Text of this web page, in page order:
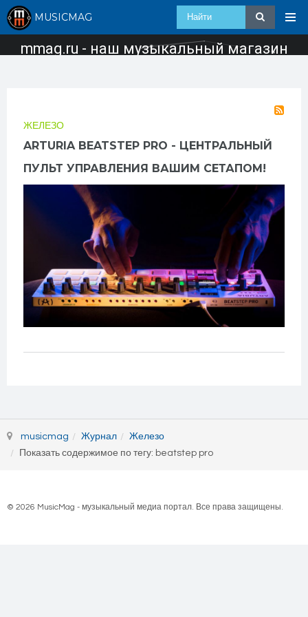
MUSICMAG
mmag.ru - наш музыкальный магазин
ЖЕЛЕЗО
ARTURIA BEATSTEP PRO - ЦЕНТРАЛЬНЫЙ
ПУЛЬТ УПРАВЛЕНИЯ ВАШИМ СЕТАПОМ!
musicmag Журнал
Железо
Показать содержимое по тегу: beatstep pro
© 2026 MusicMag - музыкальный медиа портал. Все права защищены.